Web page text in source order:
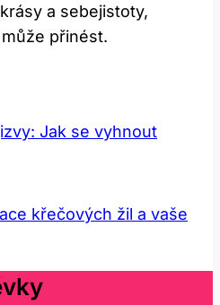
a sebejistoty,
přinést.
Jak se vyhnout
křečových žil a vaše